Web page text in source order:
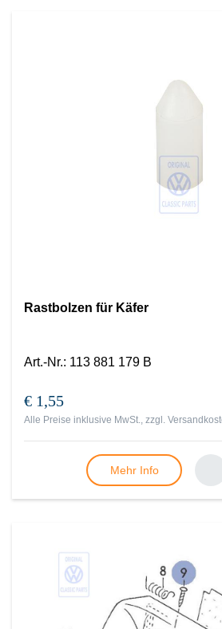
Rastbolzen für Käfer
Art.-Nr.: 113 881 179 B
€ 1,55
Alle Preise inklusive MwSt., zzgl.
Mehr Info